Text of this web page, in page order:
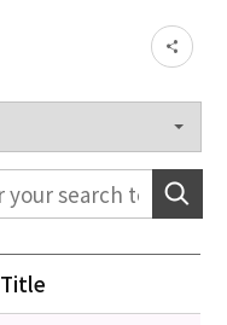
Title